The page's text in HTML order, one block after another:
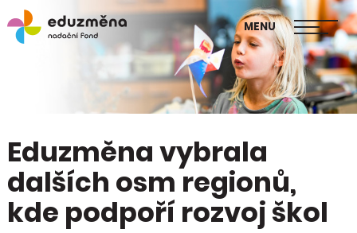
MENU
škol
Publikace Mapa změny
Eduzměna vybrala
dalších osm regionů,
kde podpoří rozvoj škol